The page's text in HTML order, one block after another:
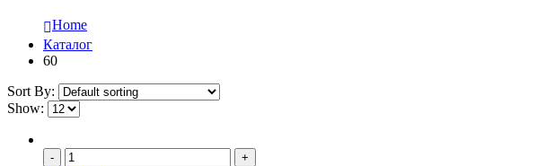
Home
Каталог
60
Sort By:
Show:
- +